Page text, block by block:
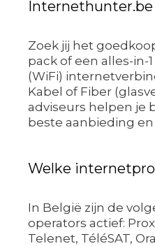
Internethunter.be
Zoek jij het
pack of een alles-in-
(WiFi)
Kabel of Fiber
adviseurs helpen je
beste aanbieding
Welke
In België zijn de
operators actief:
Telenet, TéléSAT,